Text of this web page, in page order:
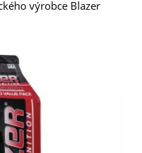
výrobce Blazer